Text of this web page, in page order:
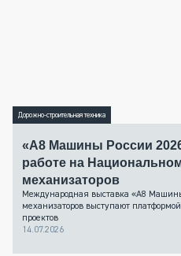
Дорожно-строительная техника
«А8 Машины России
работе на
механизаторов
Международная выставка «А8
механизаторов выступают
проектов
14.07.2026